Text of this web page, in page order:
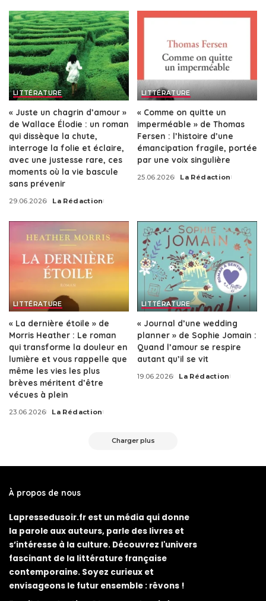
LITTÉRATURE
« Juste un chagrin d’amour »
de Wallace Élodie : un roman
qui dissèque la chute,
interroge la folie et éclaire,
avec une justesse rare, ces
moments où la vie bascule
sans prévenir
29.06.2026
Posted
La Rédaction
LITTÉRATURE
« Comme on quitte un
imperméable » de Thomas
Fersen : l’histoire d’une
émancipation fragile, portée
par une voix singulière
25.06.2026
Posted
La Rédaction
LITTÉRATURE
« La dernière étoile » de
Morris Heather : Le roman
qui transforme la douleur en
lumière et vous rappelle que
même les vies les plus
brèves méritent d’être
vécues à plein
23.06.2026
Posted
La Rédaction
LITTÉRATURE
« Journal d’une wedding
planner » de Sophie Jomain :
Quand l’amour se respire
autant qu’il se vit
19.06.2026
Posted
La Rédaction
Charger plus
À propos de nous
Lapressedusoir.fr est un média qui donne
la parole aux auteurs, parle des livres et
s’intéresse à la culture. Découvrez l'univers
fascinant de la littérature française
contemporaine. Soyez curieux et
envisageons le futur ensemble : rêvons !